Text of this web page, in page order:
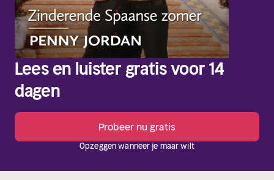
Lees en luister gratis voor 14
dagen
Probeer nu gratis
Opzeggen wanneer je maar wilt